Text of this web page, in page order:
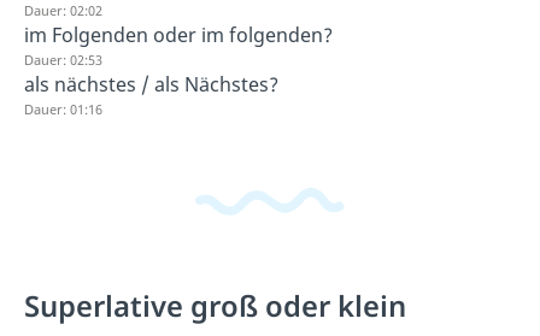
Dauer: 02:02
im Folgenden oder im folgenden?
Dauer: 02:53
als nächstes / als Nächstes?
Dauer: 01:16
Superlative groß oder klein